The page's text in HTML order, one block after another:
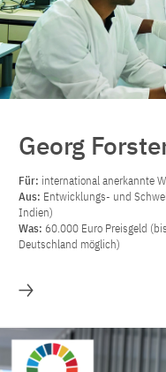
Georg
Für: international anerkannte
Aus: Entwicklungs- und
Indien)
Was: 60.000 Euro Preisgeld
Deutschland möglich)